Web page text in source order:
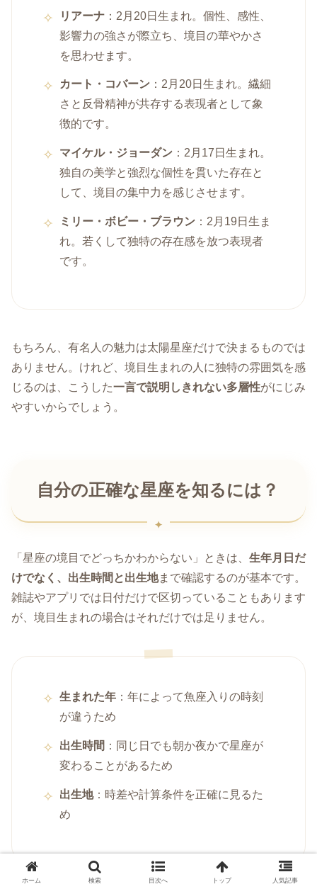
リアーナ ：2月20日生まれ。個性、感性、
影響力の強さが際立ち、境目の華やかさ
を思わせます。
カート・コバーン ：2月20日生まれ。繊細
さと反骨精神が共存する表現者として象
徴的です。
マイケル・ジョーダン ：2月17日生まれ。
独自の美学と強烈な個性を貫いた存在と
して、境目の集中力を感じさせます。
ミリー・ボビー・ブラウン ：2月19日生ま
れ。若くして独特の存在感を放つ表現者
です。
もちろん、有名人の魅力は太陽星座だけで決まるものでは
ありません。けれど、境目生まれの人に独特の雰囲気を感
じるのは、こうした一言で説明しきれない多層性がにじみ
やすいからでしょう。
自分の正確な星座を知るには？
「星座の境目でどっちかわからない」ときは、 生年月日だ
けでなく、出生時間と出生地まで確認するのが基本です。
雑誌やアプリでは日付だけで区切っていることもあります
が、境目生まれの場合はそれだけでは足りません。
生まれた年 ：年によって魚座入りの時刻
が違うため
出生時間 ：同じ日でも朝か夜かで星座が
変わることがあるため
出生地：時差や計算条件を正確に見るた
め
ホーム 検索 目次へ トップ 人気記事